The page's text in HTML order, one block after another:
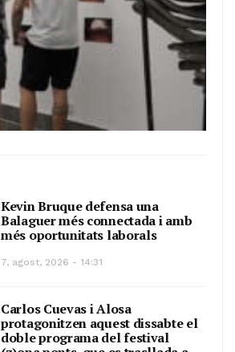
Kevin Bruque defensa una
Balaguer més connectada i amb
més oportunitats laborals
7, agost, 2026 - 14:31
Carlos Cuevas i Alosa
protagonitzen aquest dissabte el
doble programa del festival